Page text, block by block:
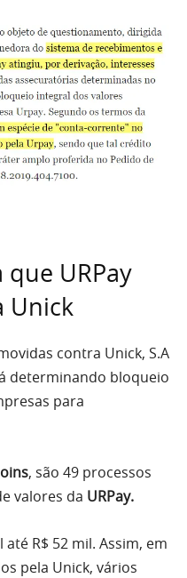
URPay
Unick
contra Unick, S.A
determinando bloqueio
para
, são 49 processos
valores da URPay.
R$ 52 mil. Assim, em
pela Unick, vários